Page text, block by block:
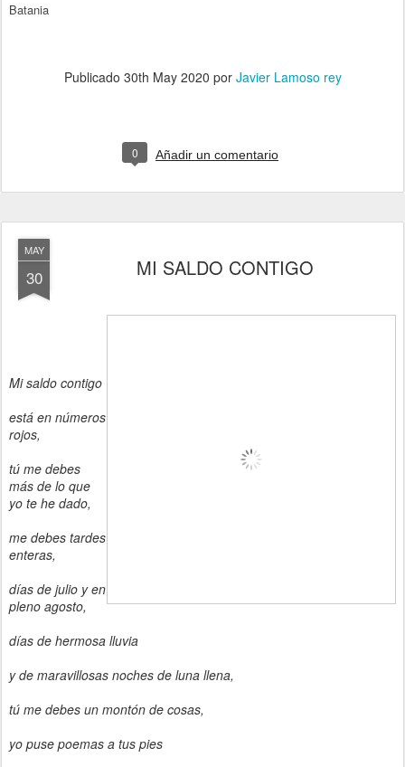
Batania
Publicado 30th May 2020 por Javier Lamoso rey
0 Añadir un comentario
MAY
30 MI SALDO CONTIGO
Mi saldo contigo
está en números
rojos,
tú me debes
más de lo que
yo te he dado,
me debes tardes
enteras,
días de julio y en
pleno agosto,
días de hermosa lluvia
y de maravillosas noches de luna llena,
tú me debes un montón de cosas,
yo puse poemas a tus pies